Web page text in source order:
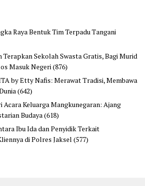
Raya Bentuk Tim Terpadu Tangani
Sekolah Swasta Gratis, Bagi Murid
Masuk Negeri (876)
by Etty Nafis: Merawat Tradisi, Membawa
(642)
Keluarga Mangkunegaran: Ajang
Budaya (618)
Ibu Ida dan Penyidik Terkait
di Polres Jaksel (577)